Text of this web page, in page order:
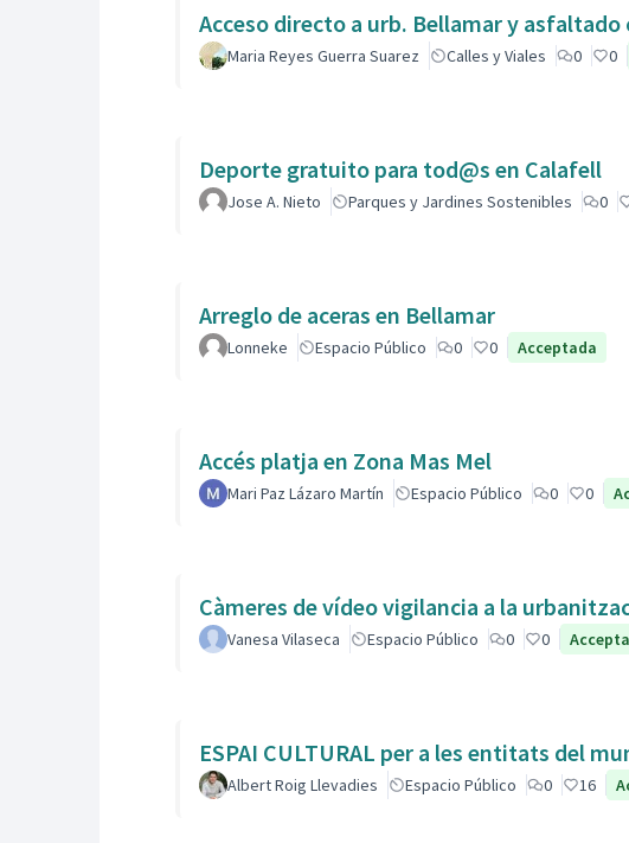
Acceso directo a urb. Bellamar y
Maria Reyes Guerra Suarez Calles y Viales 0 0
Deporte gratuito para tod@s en Calafell
Jose A. Nieto Parques y Jardines Sostenibles 0
Arreglo de aceras en Bellamar
Lonneke Espacio Público 0 0 Acceptada
Accés platja en Zona Mas Mel
Mari Paz Lázaro Martín Espacio Público 0 0
Càmeres de vídeo vigilancia a la
Vanesa Vilaseca Espacio Público 0 0
ESPAI CULTURAL per a les entitats del
Albert Roig Llevadies Espacio Público 0 16